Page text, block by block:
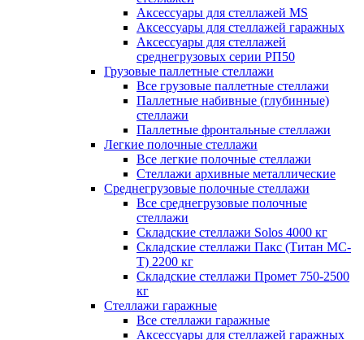
Аксессуары для стеллажей MS
Аксессуары для стеллажей гаражных
Аксессуары для стеллажей
среднегрузовых серии РП50
Грузовые паллетные стеллажи
Все грузовые паллетные стеллажи
Паллетные набивные (глубинные)
стеллажи
Паллетные фронтальные стеллажи
Легкие полочные стеллажи
Все легкие полочные стеллажи
Стеллажи архивные металлические
Среднегрузовые полочные стеллажи
Все среднегрузовые полочные
стеллажи
Складские стеллажи Solos 4000 кг
Складские стеллажи Пакс (Титан МС-
Т) 2200 кг
Складские стеллажи Промет 750-2500
кг
Стеллажи гаражные
Все стеллажи гаражные
Аксессуары для стеллажей гаражных